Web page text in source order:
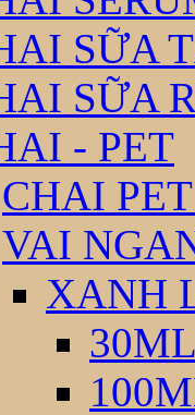
SỮA
SỮA
- PET
CHAI
VAI
XANH
30ML